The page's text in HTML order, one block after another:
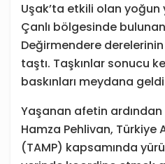
Uşak’ta etkili olan yoğun
Çanlı bölgesinde
Değirmendere
taştı. Taşkınlar sonucu
baskınları meydana
Yaşanan afetin ardından
Hamza Pehlivan, Türkiye
(TAMP) kapsamında